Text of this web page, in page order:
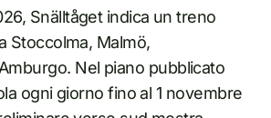
Snälltåget indica un treno
Stoccolma, Malmö,
Nel piano pubblicato
ogni giorno fino al 1 novembre